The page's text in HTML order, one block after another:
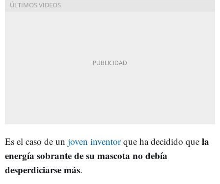
Es el caso de un joven inventorque ha decidido que la
energía sobrante de su mascota no debía
desperdiciarse más.